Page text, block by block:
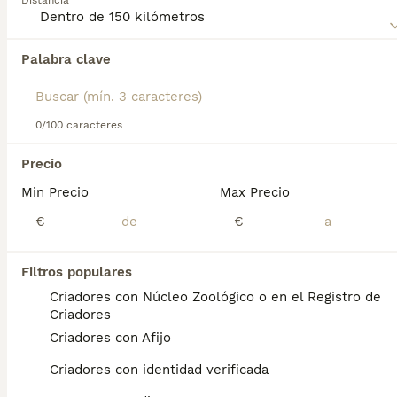
Palabra clave
0/100 caracteres
Precio
Min Precio
€
Max Precio
€
Filtros populares
Criadores con Núcleo Zoológico o en el Registro de
Criadores
Criadores con Afijo
Criadores con identidad verificada
Anatolia
para obtener información sobre esta raza de
Encontramos 0 Pastor de Anatolia Cachorros
Si deseas exactamente esta búsqueda guarda tu
búsqueda y espera el resultado perfecto:
Preguntas frecuentes
¿Cuánto cuesta un cachorro
de Pastor De Anatolia?
El coste medio de un cachorro de Pastor De
Anatolia en España es de aproximadamente
700€, aunque los precios pueden variar